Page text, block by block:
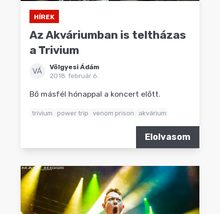
HÍREK
Az Akváriumban is teltházas
a Trivium
VÁ
Völgyesi Ádám
2018. február 6.
Bő másfél hónappal a koncert előtt.
trivium power trip venom prison akvárium
Elolvasom